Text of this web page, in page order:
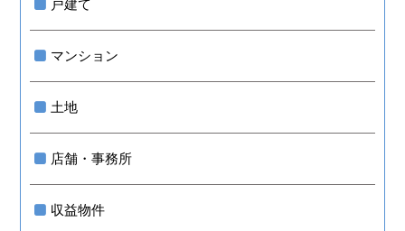
戸建て
マンション
土地
店舗・事務所
収益物件